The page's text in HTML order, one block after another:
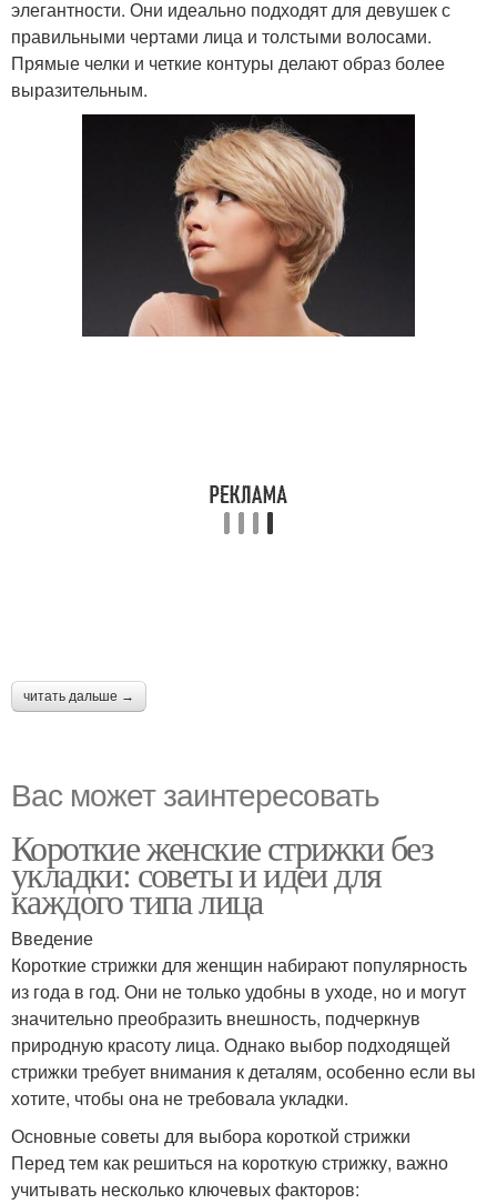
элегантности. Они идеально подходят для девушек с
правильными чертами лица и толстыми волосами.
Прямые челки и четкие контуры делают образ более
выразительным.
читать дальше →
Вас может заинтересовать
Короткие женские стрижки без
укладки: советы и идеи для
каждого типа лица
Введение
Короткие стрижки для женщин набирают популярность
из года в год. Они не только удобны в уходе, но и могут
значительно преобразить внешность, подчеркнув
природную красоту лица. Однако выбор подходящей
стрижки требует внимания к деталям, особенно если вы
хотите, чтобы она не требовала укладки.
Основные советы для выбора короткой стрижки
Перед тем как решиться на короткую стрижку, важно
учитывать несколько ключевых факторов: